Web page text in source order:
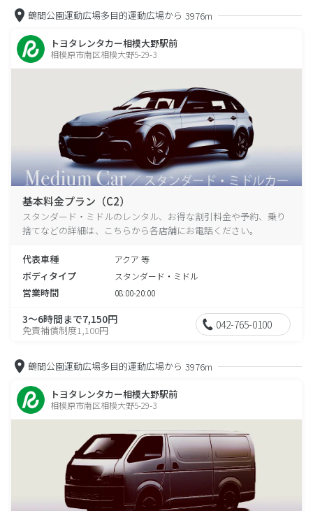
鶴間公園運動広場多目的運動広場から 3976m
トヨタレンタカー相模大野駅前
相模原市南区相模大野5-29-3
基本料金プラン（C2）
スタンダード・ミドルのレンタル、お得な割引料金や予約、乗り
捨てなどの詳細は、こちらから各店舗にお電話ください。
代表車種 アクア 等
ボディタイプ スタンダード・ミドル
営業時間 08:00-20:00
3～6時間まで7,150円
免責補償制度1,100円 042-765-0100
鶴間公園運動広場多目的運動広場から 3976m
トヨタレンタカー相模大野駅前
相模原市南区相模大野5-29-3